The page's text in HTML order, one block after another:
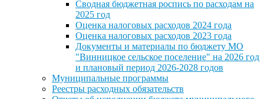
Сводная бюджетная роспись по расходам на
2025 год
Оценка налоговых расходов 2024 года
Оценка налоговых расходов 2023 года
Документы и материалы по бюджету МО
"Винницкое сельское поселение" на 2026 год
и плановый период 2026-2028 годов
Муниципальные программы
Реестры расходных обязательств